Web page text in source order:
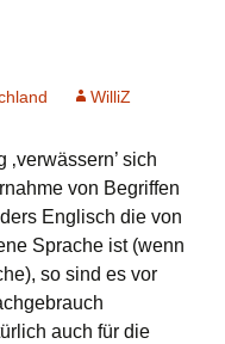
WilliZ
sich
von Begriffen
Englisch die von
Sprache ist (wenn
so sind es vor
auch für die